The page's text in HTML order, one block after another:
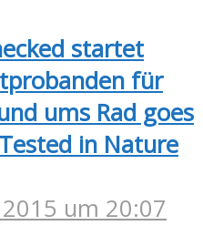
startet
für
ums Rad goes
in Nature
um 20:07